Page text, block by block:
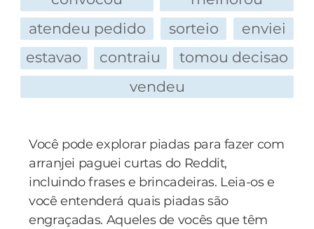
homem que lhe mostre o géniozinho para lhe
pedir um desejo. O homem, que já estava
bastante bêbado, decide conceder o desejo ao
barman, tirou o géniozinho do sobretudo e
O barman, sem meias-medidas, vira-se para o
géniozinho e pede:
- Quero um milhão de notas.
O géniozinho estala os dedos e de repente o bar
fica atolado em botas. O barman irritado,
atendeu pedido
sorteio
enviei
estavao
contraiu
tomou decisao
vendeu
Você pode explorar piadas para fazer com
arranjei paguei curtas do Reddit,
incluindo frases e brincadeiras. Leia-os e
você entenderá quais piadas são
engraçadas. Aqueles de vocês que têm